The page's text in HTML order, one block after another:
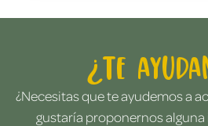
¿Te
¿Necesitas que te ayudemos a
gustaría proponernos alguna